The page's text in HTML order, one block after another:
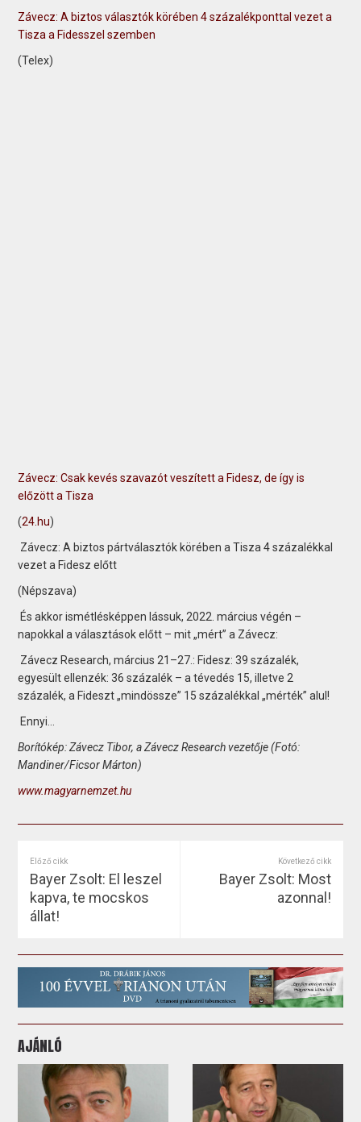
Závecz: A biztos választók körében 4 százalékponttal vezet a
Tisza a Fidesszel szemben
(Telex)
Závecz: Csak kevés szavazót veszített a Fidesz, de így is
előzött a Tisza
(24.hu)
Závecz: A biztos pártválasztók körében a Tisza 4 százalékkal
vezet a Fidesz előtt
(Népszava)
És akkor ismétlésképpen lássuk, 2022. március végén –
napokkal a választások előtt – mit „mért” a Závecz:
Závecz Research, március 21–27.: Fidesz: 39 százalék,
egyesült ellenzék: 36 százalék – a tévedés 15, illetve 2
százalék, a Fideszt „mindös­sze” 15 százalékkal „mérték” alul!
Ennyi…
Borítókép: Závecz Tibor, a Závecz Research vezetője (Fotó:
Mandiner/Ficsor Márton)
www.magyarnemzet.hu
Előző cikk
Bayer Zsolt: El leszel
kapva, te mocskos
állat!
Következő cikk
Bayer Zsolt: Most
azonnal!
AJÁNLÓ